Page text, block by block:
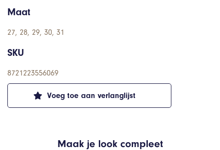
Voeg toe aan verlanglijst
Maat
27, 28, 29, 30, 31
SKU
8721223556069
Maak je look compleet